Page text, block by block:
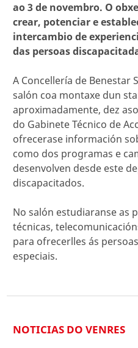
ao 3 de novembro. O
crear, potenciar e
intercambio de
das persoas
A Concellería de Benestar
salón coa montaxe dun
aproximadamente, dez
do Gabinete Técnico de
ofrecerase información
como dos programas e
desenvolven desde este
discapacitados.
No salón estudiaranse as
técnicas,
para ofrecerlles ás
especiais.
NOTICIAS DO VENRES